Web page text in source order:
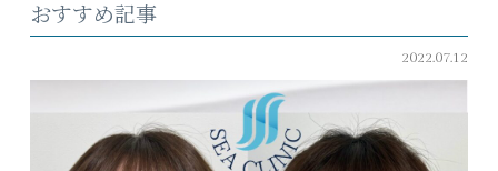
おすすめ記事
2022.07.12